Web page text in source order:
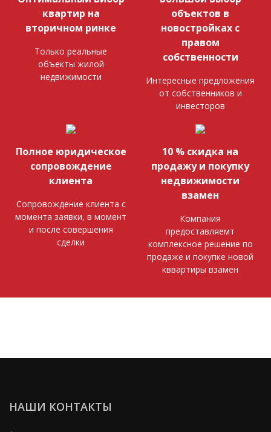
квартир на
вторичном ринке
Только реальные
объекты жилой
недвижимости
объектов в
новостройках с
правом
собственности
Интересные предложения
от собственников и
инвесторов
Полное юридическое
сопровождение
клиента
Сопровождение клиента с
момента заявки, в момент
и после совершения
сделки
10 % скидка на
продажу и покупку
недвижимости
взамен
Компания
предоставляемт
комплексное решение по
продаже и покупке новой
кввартиры взамен
НАШИ КОНТАКТЫ